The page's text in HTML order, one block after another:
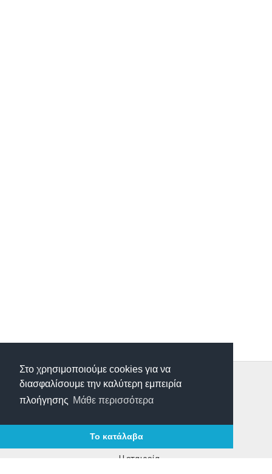
Στο χρησιμοποιούμε cookies για να
διασφαλίσουμε την καλύτερη εμπειρία
πλοήγησης Μάθε περισσότερα
Το κατάλαβα
Τρόποι Παραγγελίας
Τρόποι Πληρωμής
Τρόποι Αποστολής
Επικοινωνία
Η εταιρεία